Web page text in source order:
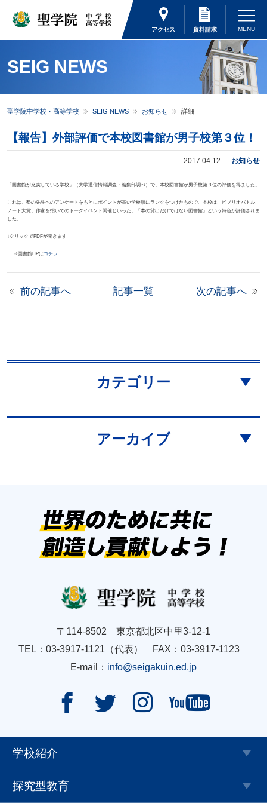
アクセス 資料請求
SEIG NEWS
聖学院中学校・高等学校 SEIG NEWS お知らせ 詳細
【報告】外部評価で本校図書館が男子校第３位！
2017.04.12 お知らせ
「図書館が充実している学校」（大学通信情報調査・編集部調べ）で、本校図書館が男子校第３位の評価を得ました。
これは、塾の先生へのアンケートをもとにポイントが高い学校順にランクをつけたもので、本校は、ビブリオバトル、
ノート大賞、作家を招いてのトークイベント開催といった、「本の貸出だけではない図書館」という特色が評価されま
した。
↓クリックでPDFが開きます
⇒図書館HPは コチラ
前の記事へ 記事一覧 次の記事へ
カテゴリー
アーカイブ
〒114-8502 東京都北区中里3-12-1
TEL：03-3917-1121（代表） FAX：03-3917-1123
E-mail： info@seigakuin.ed.jp
   
学校紹介
探究型教育